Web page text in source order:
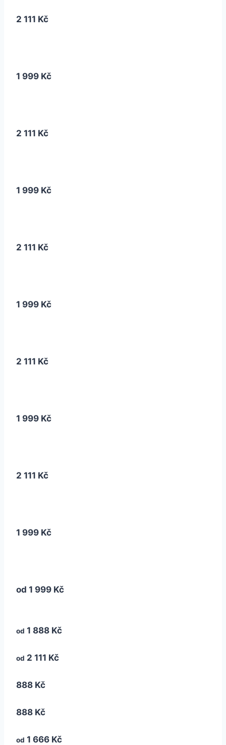
2 111 Kč
1 999 Kč
2 111 Kč
1 999 Kč
2 111 Kč
1 999 Kč
2 111 Kč
1 999 Kč
2 111 Kč
1 999 Kč
od 1 999 Kč
od 1 888 Kč
od 2 111 Kč
888 Kč
888 Kč
od 1 666 Kč